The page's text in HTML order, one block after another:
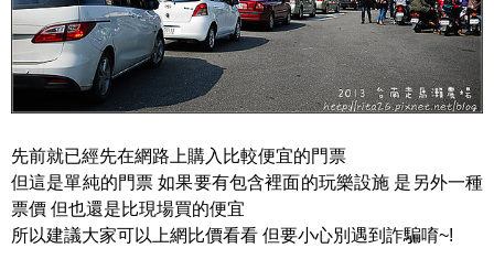
先前就已經先在網路上購入比較便宜的門票
但這是單純的門票 如果要有包含裡面的玩樂設施 是另外一種
票價 但也還是比現場買的便宜
所以建議大家可以上網比價看看 但要小心別遇到詐騙唷~!